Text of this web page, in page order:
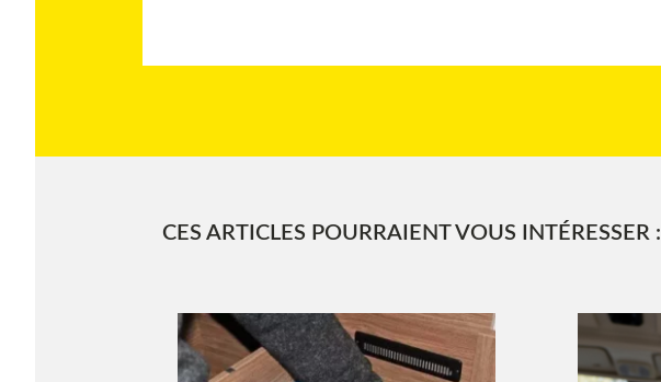
CES ARTICLES POURRAIENT VOUS INTÉRESSER :